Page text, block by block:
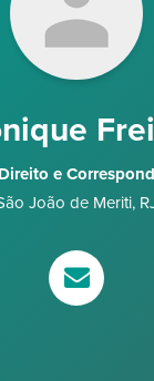
e
João de Meriti,